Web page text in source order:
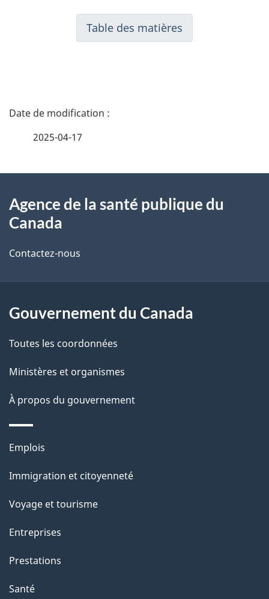
Table des matières
D
i
s
e
l
a
p
a
g
e
2025-04-17
propos
ce
Agence de la santé publique du
Canada
Contactez-nous
Gouvernement du Canada
Toutes les coordonnées
Ministères et organismes
À propos du gouvernement
Thèmes
sujets
Emplois
Immigration et citoyenneté
Voyage et tourisme
Entreprises
Prestations
Santé